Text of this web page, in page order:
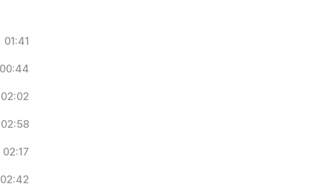
01:41
00:44
02:02
02:58
02:17
02:42